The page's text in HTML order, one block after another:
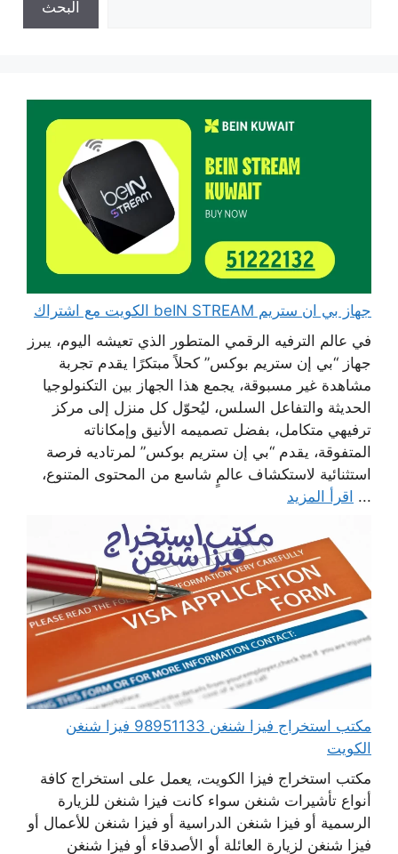
البحث
جهاز بي ان ستريم beIN STREAM الكويت مع اشتراك
في عالم الترفيه الرقمي المتطور الذي تعيشه اليوم، يبرز
جهاز “بي إن ستريم بوكس” كحلاً مبتكرًا يقدم تجربة
مشاهدة غير مسبوقة، يجمع هذا الجهاز بين التكنولوجيا
الحديثة والتفاعل السلس، ليُحوّل كل منزل إلى مركز
ترفيهي متكامل، بفضل تصميمه الأنيق وإمكاناته
المتفوقة، يقدم “بي إن ستريم بوكس” لمرتاديه فرصة
استثنائية لاستكشاف عالمٍ شاسع من المحتوى المتنوع،
... اقرأ المزيد
مكتب استخراج فيزا شنغن 98951133 فيزا شنغن
الكويت
مكتب استخراج فيزا الكويت، يعمل على استخراج كافة
أنواع تأشيرات شنغن سواء كانت فيزا شنغن للزيارة
الرسمية أو فيزا شنغن الدراسية أو فيزا شنغن للأعمال أو
فيزا شنغن لزيارة العائلة أو الأصدقاء أو فيزا شنغن